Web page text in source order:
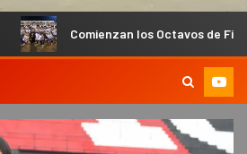
los Octavos de Final del Anual de